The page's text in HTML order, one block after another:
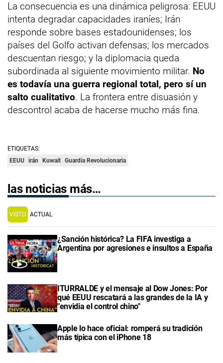
La consecuencia es una dinámica peligrosa: EEUU
intenta degradar capacidades iraníes; Irán
responde sobre bases estadounidenses; los
países del Golfo activan defensas; los mercados
descuentan riesgo; y la diplomacia queda
subordinada al siguiente movimiento militar. No
es todavía una guerra regional total, pero sí un
salto cualitativo. La frontera entre disuasión y
descontrol acaba de hacerse mucho más fina.
ETIQUETAS:
EEUU irán Kuwait Guardia Revolucionaria
las noticias más…
VISTO ACTUAL
¿Sanción histórica? La FIFA investiga a
Argentina por agresiones e insultos a España
ITURRALDE y el mensaje al Dow Jones: Por
qué EEUU rescatará a las grandes de la IA y
"envidia el control chino"
Apple lo hace oficial: romperá su tradición
más típica con el iPhone 18